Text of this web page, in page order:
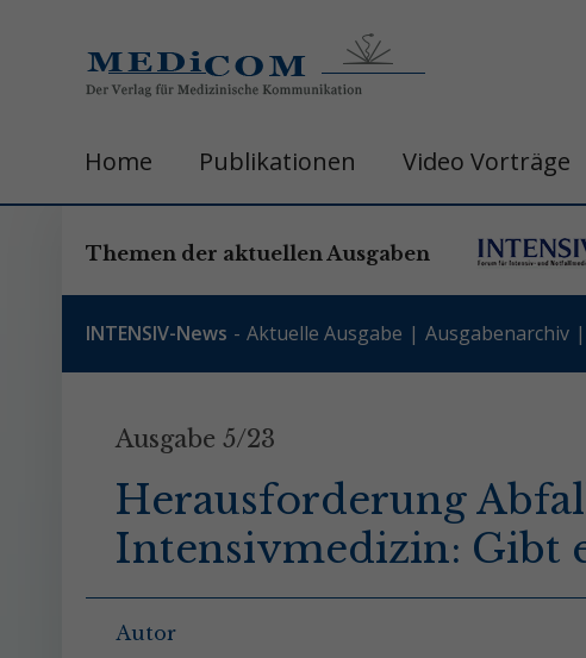
Home Publikationen Video Vorträge
Themen der aktuellen Ausgaben
INTENSIV-News Aktuelle Ausgabe Ausgabenarchiv
Ausgabe 5/23
Herausforderung
Intensivmedizin: Gibt
Autor